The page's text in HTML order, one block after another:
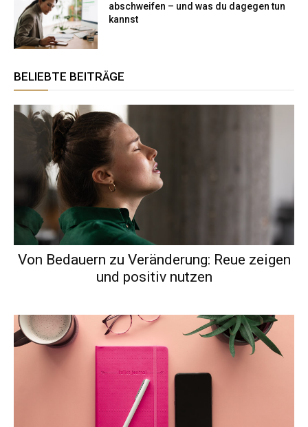
abschweifen – und was du dagegen tun
kannst
BELIEBTE BEITRÄGE
Von Bedauern zu Veränderung: Reue zeigen
und positiv nutzen